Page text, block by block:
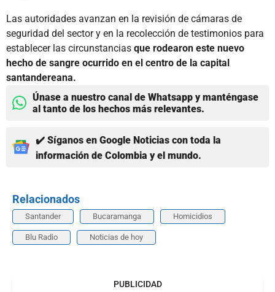
Las autoridades avanzan en la revisión de cámaras de
seguridad del sector y en la recolección de testimonios para
establecer las circunstancias que rodearon este nuevo
hecho de sangre ocurrido en el centro de la capital
santandereana.
Únase a nuestro canal de Whatsapp y manténgase
al tanto de los hechos más relevantes.
✔️ Síganos en Google Noticias con toda la
información de Colombia y el mundo.
Relacionados
Santander Bucaramanga Homicidios
Blu Radio Noticias de hoy
PUBLICIDAD